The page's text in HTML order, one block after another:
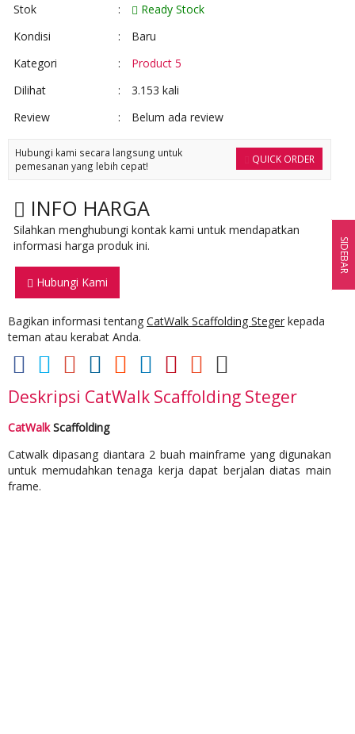
Stok
:
Ready Stock
Kondisi
:
Baru
Kategori
:
Product 5
Dilihat
:
3.153 kali
Review
: Belum ada review
QUICK ORDER
Hubungi kami secara langsung untuk
pemesanan yang lebih cepat!
INFO HARGA
Silahkan menghubungi kontak kami untuk mendapatkan
informasi harga produk ini.
Hubungi Kami
Bagikan informasi tentang CatWalk Scaffolding Steger kepada
teman atau kerabat Anda.
Deskripsi CatWalk Scaffolding Steger
CatWalkScaffolding
Catwalk dipasang diantara 2 buah mainframe yang digunakan
untuk memudahkan tenaga kerja dapat berjalan diatas main
frame.
SIDEBAR